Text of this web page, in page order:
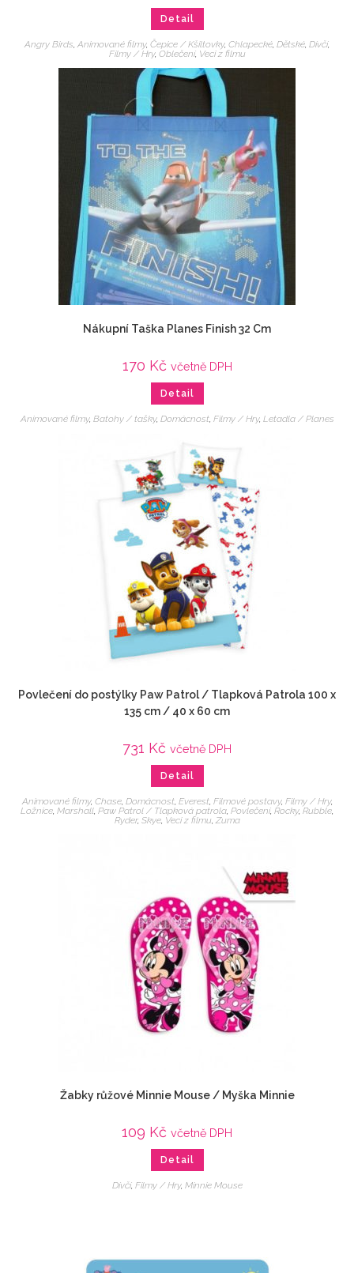
Detail
Angry Birds, Animované filmy, Čepice / Kšiltovky, Chlapecké, Dětské, Dívčí,
Filmy / Hry, Oblečení, Veci z filmu
Nákupní Taška Planes Finish 32 Cm
170 Kč včetně DPH
Detail
Animované filmy, Batohy / tašky, Domácnost, Filmy / Hry, Letadla / Planes
Povlečení do postýlky Paw Patrol / Tlapková Patrola 100 x
135 cm / 40 x 60 cm
731 Kč včetně DPH
Detail
Animované filmy, Chase, Domácnost, Everest, Filmové postavy, Filmy / Hry,
Ložnice, Marshall, Paw Patrol / Tlapková patrola, Povlečení, Rocky, Rubble,
Ryder, Skye, Veci z filmu,Zuma
Žabky růžové Minnie Mouse / Myška Minnie
109 Kč včetně DPH
Detail
Dívčí, Filmy / Hry, Minnie Mouse